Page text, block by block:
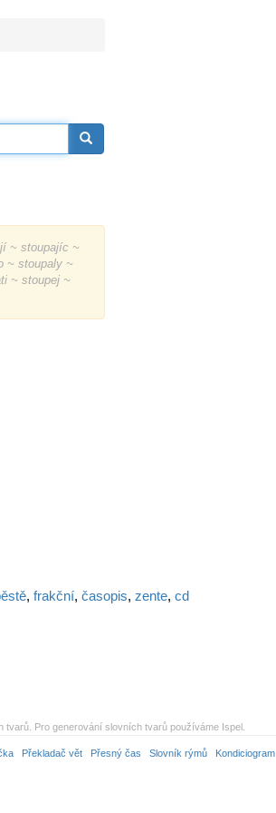
~ stoupajíc ~
~ stoupaly ~
~ stoupej ~
, frakční, časopis, zente, cd
tvarů. Pro generování slovních tvarů používáme Ispel.
Překladač vět Přesný čas Slovník rýmů Kondiciogram